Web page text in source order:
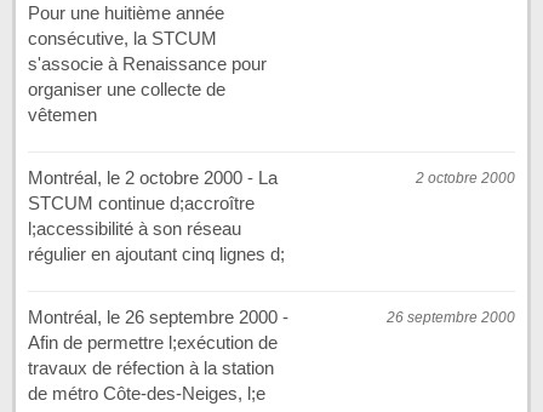
Pour une huitième année
consécutive, la STCUM
s'associe à Renaissance pour
organiser une collecte de
vêtemen
2 octobre 2000
Montréal, le 2 octobre 2000 - La
STCUM continue d;accroître
l;accessibilité à son réseau
régulier en ajoutant cinq lignes d;
26 septembre 2000
Montréal, le 26 septembre 2000 -
Afin de permettre l;exécution de
travaux de réfection à la station
de métro Côte-des-Neiges, l;e